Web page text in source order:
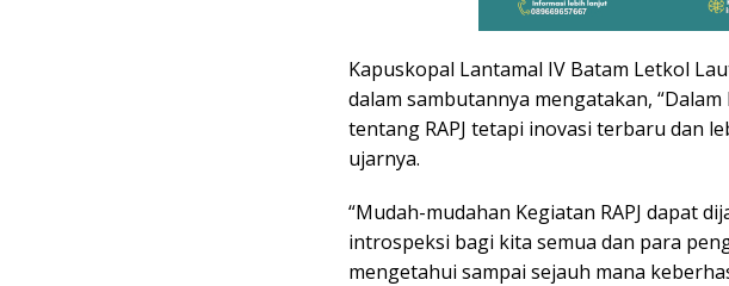
Kapuskopal Lantamal IV Batam Letkol
dalam sambutannya mengatakan, “Dalam
tentang RAPJ tetapi inovasi terbaru dan
ujarnya.
“Mudah-mudahan Kegiatan RAPJ dapat
introspeksi bagi kita semua dan para
mengetahui sampai sejauh mana